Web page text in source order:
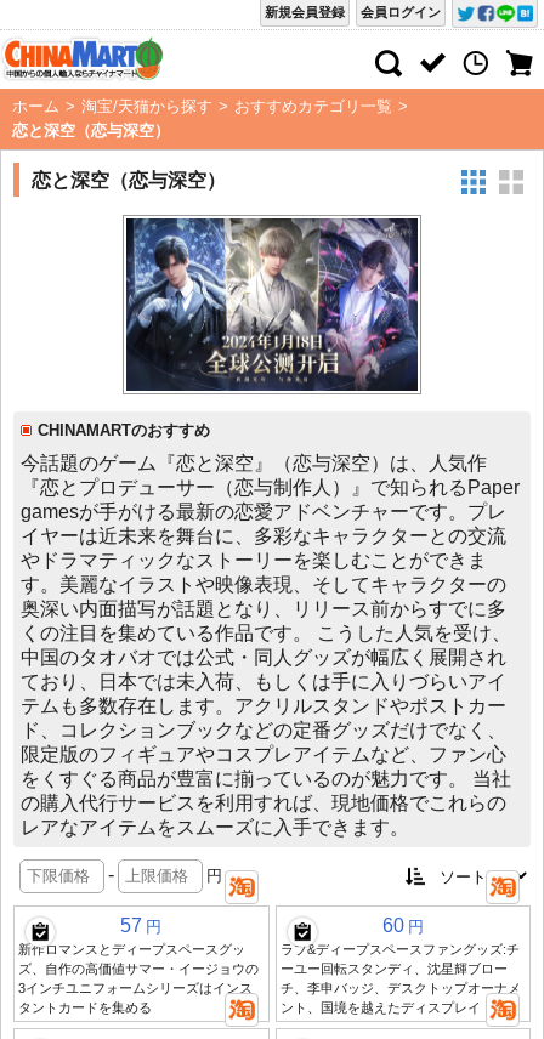
会員ログイン
新規会員登録
ホーム > 淘宝/天猫から探す > おすすめカテゴリ一覧 >
恋と深空（恋与深空）
恋と深空（恋与深空）
CHINAMARTのおすすめ
今話題のゲーム『恋と深空』（恋与深空）は、人気作
『恋とプロデューサー（恋与制作人）』で知られるPaper
gamesが手がける最新の恋愛アドベンチャーです。プレ
イヤーは近未来を舞台に、多彩なキャラクターとの交流
やドラマティックなストーリーを楽しむことができま
す。美麗なイラストや映像表現、そしてキャラクターの
奥深い内面描写が話題となり、リリース前からすでに多
くの注目を集めている作品です。 こうした人気を受け、
中国のタオバオでは公式・同人グッズが幅広く展開され
ており、日本では未入荷、もしくは手に入りづらいアイ
テムも多数存在します。アクリルスタンドやポストカー
ド、コレクションブックなどの定番グッズだけでなく、
限定版のフィギュアやコスプレアイテムなど、ファン心
をくすぐる商品が豊富に揃っているのが魅力です。 当社
の購入代行サービスを利用すれば、現地価格でこれらの
レアなアイテムをスムーズに入手できます。
- 円
57 円
新作ロマンスとディープスペースグッ
ズ、自作の高価値サマー・イージョウの
3インチユニフォームシリーズはインス
タントカードを集める
60 円
ラブ&ディープスペースファングッズ:チ
ーユー回転スタンディ、沈星輝ブロー
チ、李申バッジ、デスクトップオーナメ
ント、国境を越えたディスプレイ